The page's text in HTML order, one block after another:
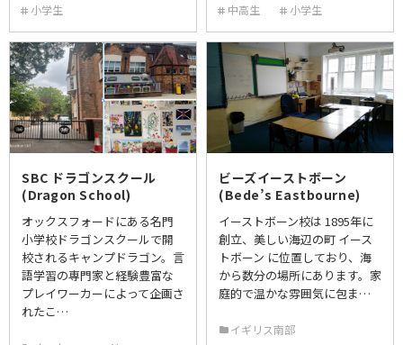
小学生
中高生
小学生
SBC ドラゴンスクール
(Dragon School)
オックスフォードにある名門
小学校ドラゴンスクールで開
校されるキャンプドラゴン。言
語学習の専門家と経験豊富な
プレイワーカーによって企画さ
れたこ…
ビーズイーストボーン
(Bede’s Eastbourne)
イーストボーン校は 1895年に
創立、美しい海辺の町 イース
トボーン に位置しており、海
から数分の場所にあります。家
庭的で温かな雰囲気に包ま…
イギリス南部